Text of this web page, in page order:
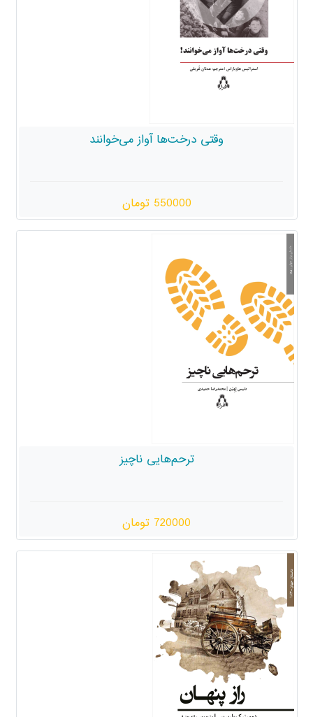
وقتی درخت‌ها آواز می‌خوانند
550000 تومان
ترحم‌هایی ناچیز
720000 تومان